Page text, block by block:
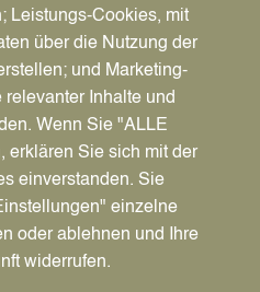
Leistungs-Cookies, mit
über die Nutzung der
und Marketing-
Inhalte und
Wenn Sie "ALLE
erklären Sie sich mit der
einverstanden. Sie
einzelne
oder ablehnen und Ihre
widerrufen.